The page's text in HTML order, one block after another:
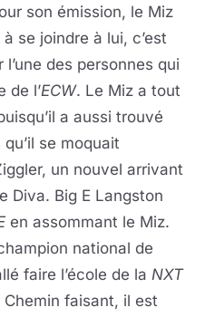
son émission, le Miz
se joindre à lui, c’est
des personnes qui
de l’ECW. Le Miz a tout
a aussi trouvé
se moquait
un nouvel arrivant
Diva. Big E Langston
en assommant le Miz.
national de
faire l’école de la NXT
faisant, il est